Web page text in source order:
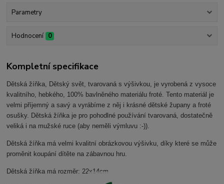
Parametry
Hodnocení 0
Kompletní specifikace
Dětská žíňka, Dětský svět, tvarovaná s výšivkou, je vyrobená z vysoce
kvalitního, hebkého, 100% bavlněného materiálu froté. Tento materiál je
velmi příjemný a savý a vyrábíme z něj i krásné dětské župany a froté
osušky. Dětská žíňka je pro pohodlné používání tvarovaná, dostatečně
veliká i na mužské ruce (aby neměli výmluvu :-)).
Dětská žíňka má velmi kvalitní obrázkovou výšivku, díky které se může
proměnit koupání dítěte na zábavnou hru.
Dětská žíňka má rozměr: 22x14cm